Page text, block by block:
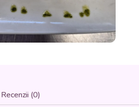
Recenzii (0)